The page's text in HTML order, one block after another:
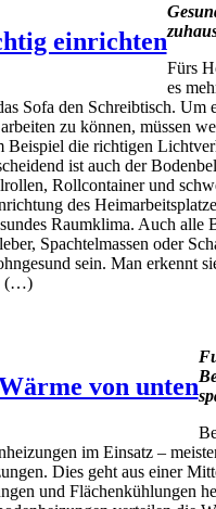
einrichten
Fürs
es
Sofa den Schreib­tisch.
zu kön­nen, müs­sen
Bei­spiel die rich­ti­gen
ist auch der
Roll­con­tai­ner und
des
Raum­kli­ma. Auch alle
Spach­tel­mas­sen oder
sein. Man erkennt
(…)
von unten
im Ein­satz –
Dies geht aus einer
und Flä­chen­küh­lun­gen